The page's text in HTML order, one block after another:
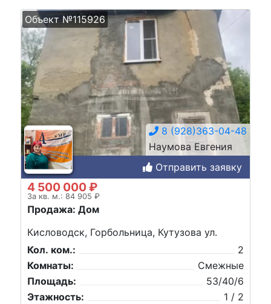
Объект №115926
8 (928)363-04-48
Наумова Евгения
Отправить заявку
4 500 000 ₽
За кв. м.: 84 905 ₽
Продажа: Дом
Кисловодск, Горбольница, Кутузова ул.
Кол. ком.:
2
Комнаты:
Смежные
Площадь:
53/40/6
Этажность:
1 / 2